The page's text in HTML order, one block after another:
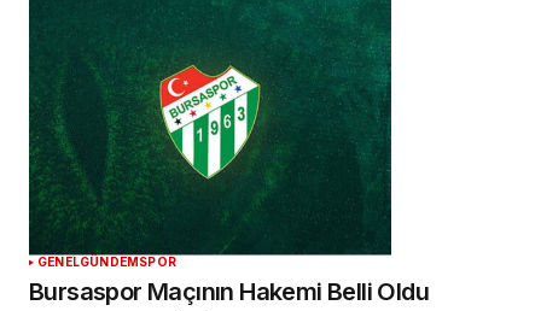
GENELGÜNDEMSPOR
Bursaspor Maçının Hakemi Belli Oldu